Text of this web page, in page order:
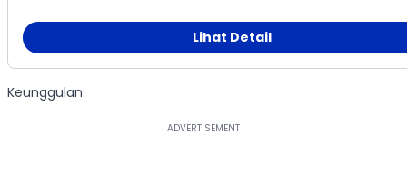
Lihat Detail
Keunggulan: